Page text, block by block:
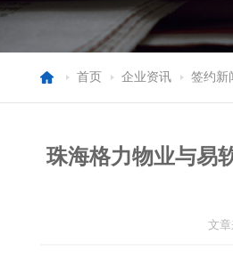
首页 企业资讯 签约新
珠海格力物业与易
文